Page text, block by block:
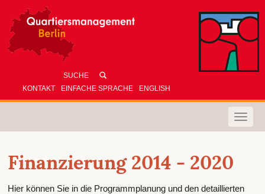
KONTAKT EINFACHE SPRACHE ENGLISH
Toggle
Finanzierung 2014 - 2020
Hier können Sie in die Programmplanung und den detaillierten